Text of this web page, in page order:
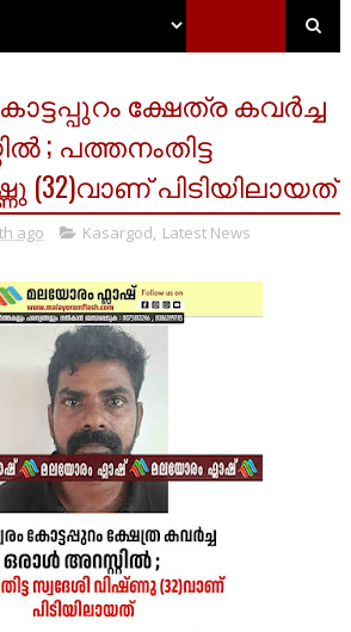
ക്ഷേത്ര കവർച്ച
; പത്തനംതിട്ട
(32)വാണ് പിടിയിലായത്
ago Kasargod, Latest News